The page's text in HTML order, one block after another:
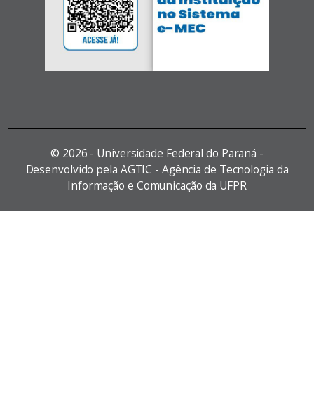
© 2026 - Universidade Federal do Paraná -
Desenvolvido pela AGTIC - Agência de Tecnologia da
Informação e Comunicação da UFPR